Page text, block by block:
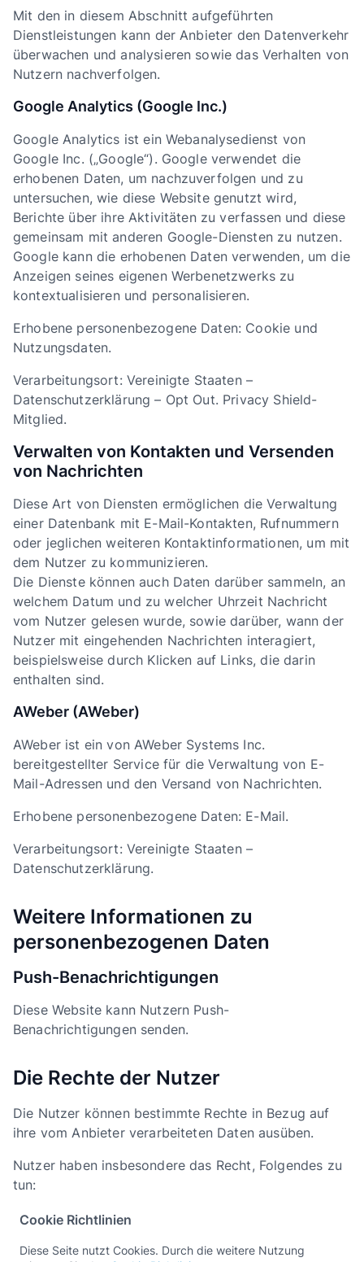
Cookie Richtlinien
Diese Seite nutzt Cookies. Durch die weitere Nutzung
Mit den in diesem Abschnitt aufgeführten
Dienstleistungen kann der Anbieter den Datenverkehr
überwachen und analysieren sowie das Verhalten von
Nutzern nachverfolgen.
Google Analytics (Google Inc.)
Google Analytics ist ein Webanalysedienst von
Google Inc. („Google“). Google verwendet die
erhobenen Daten, um nachzuverfolgen und zu
untersuchen, wie diese Website genutzt wird,
Berichte über ihre Aktivitäten zu verfassen und diese
gemeinsam mit anderen Google-Diensten zu nutzen.
Google kann die erhobenen Daten verwenden, um die
Anzeigen seines eigenen Werbenetzwerks zu
kontextualisieren und personalisieren.
Erhobene personenbezogene Daten: Cookie und
Nutzungsdaten.
Verarbeitungsort: Vereinigte Staaten –
Datenschutzerklärung – Opt Out. Privacy Shield-
Mitglied.
Verwalten von Kontakten und Versenden
von Nachrichten
Diese Art von Diensten ermöglichen die Verwaltung
einer Datenbank mit E-Mail-Kontakten, Rufnummern
oder jeglichen weiteren Kontaktinformationen, um mit
dem Nutzer zu kommunizieren.
Die Dienste können auch Daten darüber sammeln, an
welchem Datum und zu welcher Uhrzeit Nachricht
vom Nutzer gelesen wurde, sowie darüber, wann der
Nutzer mit eingehenden Nachrichten interagiert,
beispielsweise durch Klicken auf Links, die darin
enthalten sind.
AWeber (AWeber)
AWeber ist ein von AWeber Systems Inc.
bereitgestellter Service für die Verwaltung von E-
Mail-Adressen und den Versand von Nachrichten.
Erhobene personenbezogene Daten: E-Mail.
Verarbeitungsort: Vereinigte Staaten –
Datenschutzerklärung.
Weitere Informationen zu
personenbezogenen Daten
Push-Benachrichtigungen
Diese Website kann Nutzern Push-
Benachrichtigungen senden.
Die Rechte der Nutzer
Die Nutzer können bestimmte Rechte in Bezug auf
ihre vom Anbieter verarbeiteten Daten ausüben.
Nutzer haben insbesondere das Recht, Folgendes zu
tun:
Die Einwilligungen jederzeit widerrufen.
personenbezogener Daten eingewilligt, so kann er